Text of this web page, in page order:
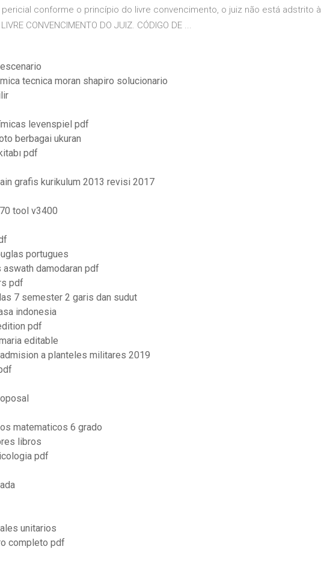
conforme o princípio do livre convencimento, o juiz não está adstrito à
CONVENCIMENTO DO JUIZ. CÓDIGO DE ...
tecnica moran shapiro solucionario
levenspiel pdf
berbagai ukuran
pdf
grafis kurikulum 2013 revisi 2017
tool v3400
portugues
damodaran pdf
pdf
7 semester 2 garis dan sudut
indonesia
pdf
editable
a planteles militares 2019
matematicos 6 grado
libros
pdf
unitarios
completo pdf